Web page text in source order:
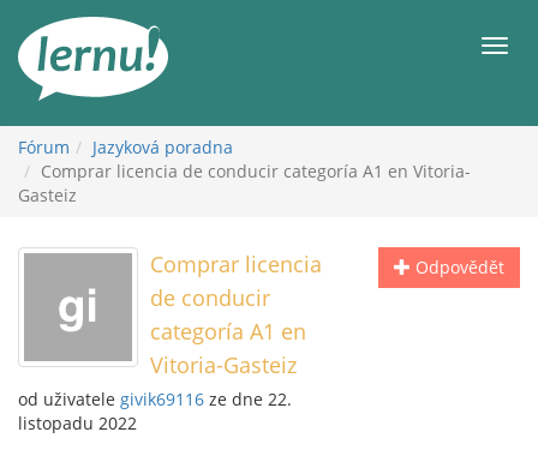
obsahu
Fórum
Jazyková poradna
Comprar licencia de conducir categoría A1 en Vitoria-
Gasteiz
Odpovědět
Comprar licencia
de conducir
categoría A1 en
Vitoria-Gasteiz
od uživatele givik69116 ze dne 22.
listopadu 2022